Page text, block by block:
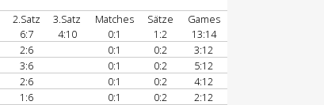
2.Satz 3.Satz Matches Sätze
Games
6:7 4:10 0:1 1:2
13:14
2:6 0:1 0:2
3:12
3:6 0:1 0:2
5:12
2:6 0:1 0:2
4:12
1:6 0:1 0:2
2:12